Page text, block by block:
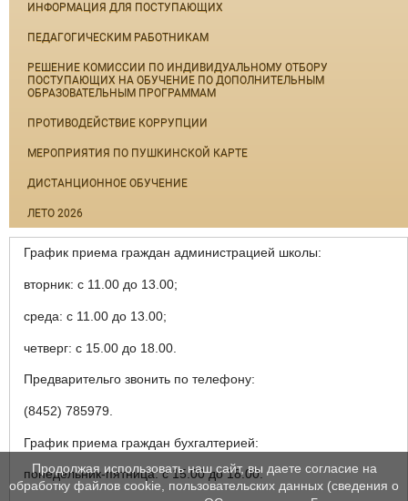
ИНФОРМАЦИЯ ДЛЯ ПОСТУПАЮЩИХ
ПЕДАГОГИЧЕСКИМ РАБОТНИКАМ
РЕШЕНИЕ КОМИССИИ ПО ИНДИВИДУАЛЬНОМУ ОТБОРУ
ПОСТУПАЮЩИХ НА ОБУЧЕНИЕ ПО ДОПОЛНИТЕЛЬНЫМ
ОБРАЗОВАТЕЛЬНЫМ ПРОГРАММАМ
ПРОТИВОДЕЙСТВИЕ КОРРУПЦИИ
МЕРОПРИЯТИЯ ПО ПУШКИНСКОЙ КАРТЕ
ДИСТАНЦИОННОЕ ОБУЧЕНИЕ
ЛЕТО 2026
График приема граждан администрацией школы:
вторник: с 11.00 до 13.00;
среда: с 11.00 до 13.00;
четверг: с 15.00 до 18.00.
Предварительго звонить по телефону:
(8452) 785979.
График приема граждан бухгалтерией:
понедельник-пятница: с 15.00 до 18.00.
Продолжая использовать наш сайт, вы даете согласие на
обработку файлов cookie, пользовательских данных (сведения о